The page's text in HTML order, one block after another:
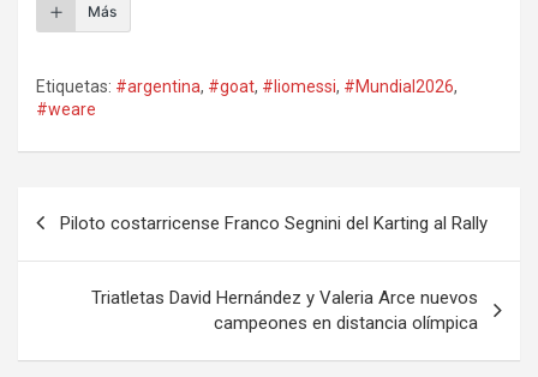
Más
Etiquetas: #argentina, #goat, #liomessi, #Mundial2026,
#weare
entradas
Piloto costarricense Franco Segnini del Karting al Rally
Triatletas David Hernández y Valeria Arce nuevos
campeones en distancia olímpica